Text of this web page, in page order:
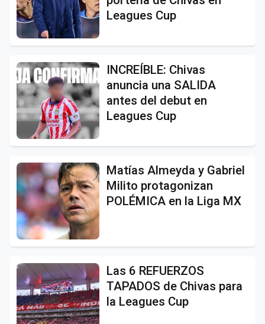
Leagues Cup
INCREÍBLE: Chivas
anuncia una SALIDA
antes del debut en
Leagues Cup
Matías Almeyda y Gabriel
Milito protagonizan
POLÉMICA en la Liga MX
Las 6 REFUERZOS
TAPADOS de Chivas para
la Leagues Cup